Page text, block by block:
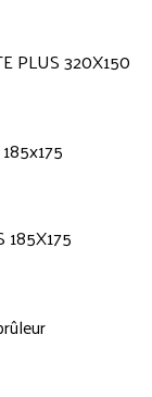
PLUS 320X150
185X175